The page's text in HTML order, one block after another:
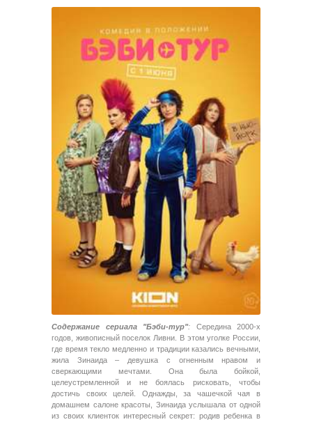
Содержание сериала "Бэби-тур": Середина 2000-х
годов, живописный поселок Ливни. В этом уголке России,
где время текло медленно и традиции казались вечными,
жила Зинаида – девушка с огненным нравом и
сверкающими мечтами. Она была бойкой,
целеустремленной и не боялась рисковать, чтобы
достичь своих целей. Однажды, за чашечкой чая в
домашнем салоне красоты, Зинаида услышала от одной
из своих клиенток интересный секрет: родив ребенка в